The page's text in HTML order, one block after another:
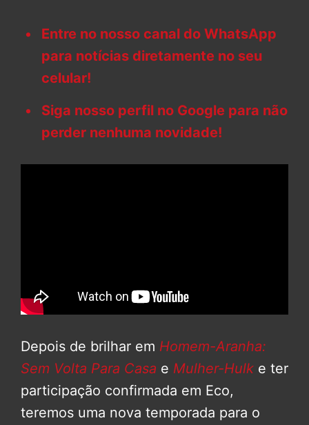
Entre no nosso canal do WhatsApp
para notícias diretamente no seu
celular!
Siga nosso perfil no Google para não
perder nenhuma novidade!
Depois de brilhar em Homem-Aranha:
Sem Volta Para Casa e Mulher-Hulk e ter
participação confirmada em Eco,
teremos uma nova temporada para o